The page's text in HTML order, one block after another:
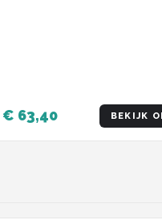
€ 63,40 BEKIJK